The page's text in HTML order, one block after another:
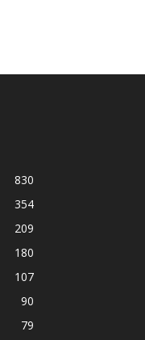
830
354
209
180
107
90
79